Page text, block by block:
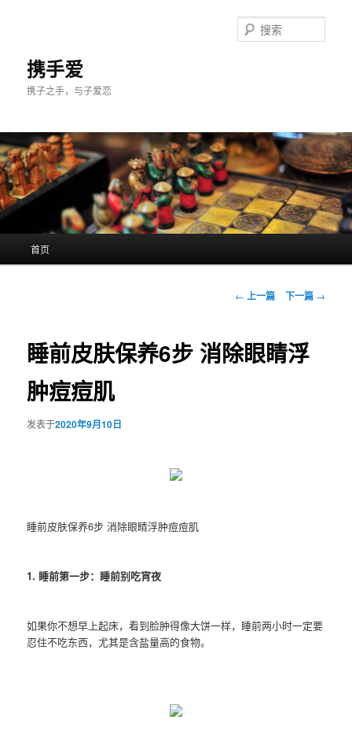
携手爱
携子之手，与子爱恋
索
首页
文
航
← 上一篇 下一篇 →
睡前皮肤保养6步 消除眼睛浮
肿痘痘肌
发表于2020年9月10日
睡前皮肤保养6步 消除眼睛浮肿痘痘肌
1. 睡前第一步：睡前别吃宵夜
如果你不想早上起床，看到脸肿得像大饼一样，睡前两小时一定要
忍住不吃东西，尤其是含盐量高的食物。